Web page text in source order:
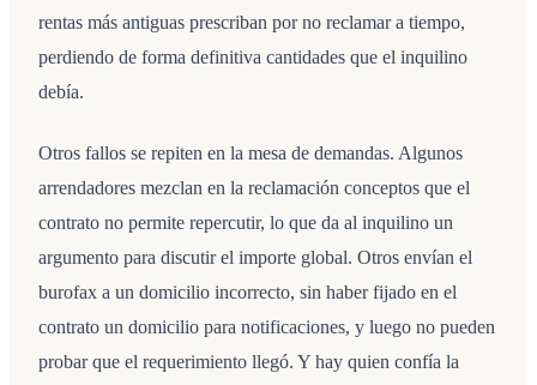
rentas más antiguas prescriban por no reclamar a tiempo,
perdiendo de forma definitiva cantidades que el inquilino
debía.
Otros fallos se repiten en la mesa de demandas. Algunos
arrendadores mezclan en la reclamación conceptos que el
contrato no permite repercutir, lo que da al inquilino un
argumento para discutir el importe global. Otros envían el
burofax a un domicilio incorrecto, sin haber fijado en el
contrato un domicilio para notificaciones, y luego no pueden
probar que el requerimiento llegó. Y hay quien confía la